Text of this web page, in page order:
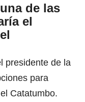
de las
el
presidente de la
para
Catatumbo.